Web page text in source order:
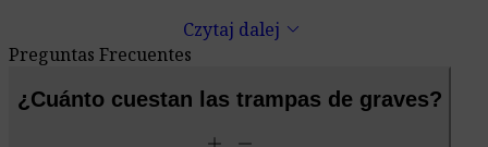
Czytaj dalej keyboard_arrow_down
Preguntas Frecuentes
¿Cuánto cuestan las trampas de graves?